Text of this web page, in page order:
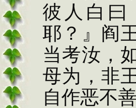
彼人 白曰
耶？』阎
当考汝，
母为，非
自作恶不